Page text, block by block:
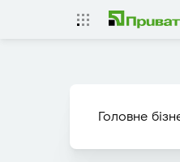
Головне